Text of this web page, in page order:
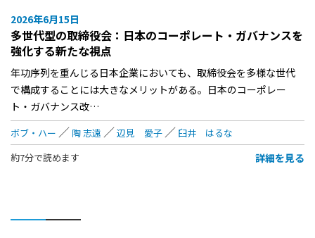
2026年6月15日
多世代型の取締役会：日本のコーポレート・ガバナンスを
強化する新たな視点
年功序列を重んじる日本企業においても、取締役会を多様な世代
で構成することには大きなメリットがある。日本のコーポレー
ト・ガバナンス改…
ボブ・ハー 陶 志遠 辺見 愛子
臼井 はるな
約7分で読めます
詳細を見る